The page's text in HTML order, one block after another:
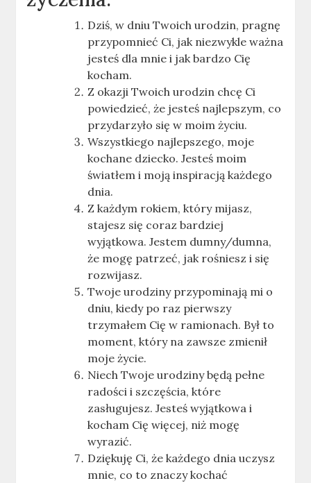
Dziś, w dniu Twoich urodzin, pragnę
przypomnieć Ci, jak niezwykle ważna
jesteś dla mnie i jak bardzo Cię
kocham.
Z okazji Twoich urodzin chcę Ci
powiedzieć, że jesteś najlepszym, co
przydarzyło się w moim życiu.
Wszystkiego najlepszego, moje
kochane dziecko. Jesteś moim
światłem i moją inspiracją każdego
dnia.
Z każdym rokiem, który mijasz,
stajesz się coraz bardziej
wyjątkowa. Jestem dumny/dumna,
że mogę patrzeć, jak rośniesz i się
rozwijasz.
Twoje urodziny przypominają mi o
dniu, kiedy po raz pierwszy
trzymałem Cię w ramionach. Był to
moment, który na zawsze zmienił
moje życie.
Niech Twoje urodziny będą pełne
radości i szczęścia, które
zasługujesz. Jesteś wyjątkowa i
kocham Cię więcej, niż mogę
wyrazić.
Dziękuję Ci, że każdego dnia uczysz
mnie, co to znaczy kochać